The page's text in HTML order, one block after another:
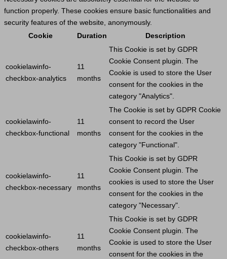
function properly. These cookies ensure basic functionalities and
security features of the website, anonymously.
Cookie
Duration Description
cookielawinfo-
checkbox-analytics
11
months
This Cookie is set by GDPR
Cookie Consent plugin. The
Cookie is used to store the User
consent for the cookies in the
category "Analytics".
cookielawinfo-
checkbox-functional
11
months
The Cookie is set by GDPR Cookie
consent to record the User
consent for the cookies in the
category "Functional".
cookielawinfo-
checkbox-necessary
11
months
This Cookie is set by GDPR
Cookie Consent plugin. The
cookies is used to store the User
consent for the cookies in the
category "Necessary".
cookielawinfo-
checkbox-others
11
months
This Cookie is set by GDPR
Cookie Consent plugin. The
Cookie is used to store the User
consent for the cookies in the